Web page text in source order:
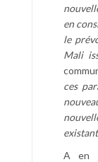
en
le
Mali
ces
A en